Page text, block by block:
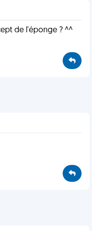
de l'éponge ? ^^